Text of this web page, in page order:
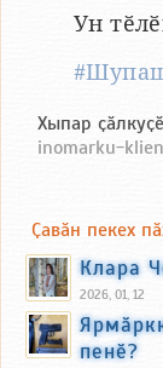
Ун
Хыпар
inomarku-
Ҫавӑн пекех
Клара
2026, 01, 12
пенӗ?